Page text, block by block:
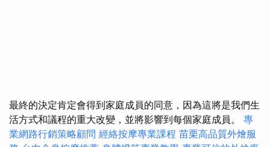
最終的決定肯定會得到家庭成員的同意，因為這將是我們生
活方式和議程的重大改變，並將影響到每個家庭成員。 專
業網路行銷策略顧問 經絡按摩專業課程 苗栗高品質外燴服